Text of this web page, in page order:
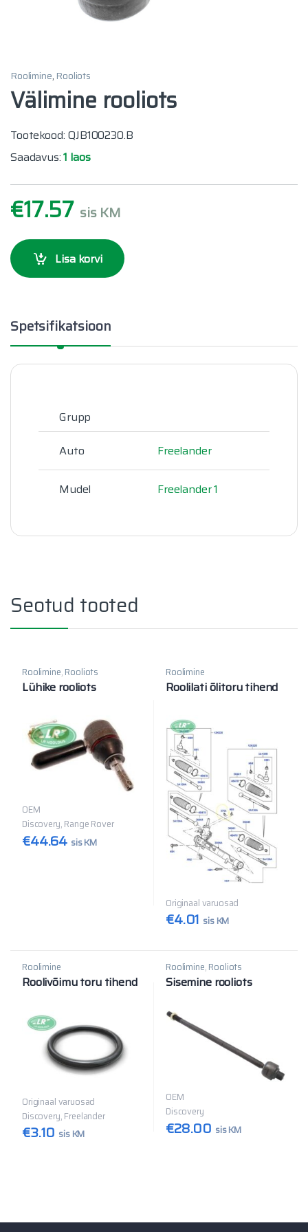
Roolimine, Rooliots
Välimine rooliots
Tootekood: QJB100230.B
Saadavus:1 laos
€17.57 sis KM
Lisa korvi
Spetsifikatsioon
Grupp
Auto
Freelander
Mudel Freelander 1
Seotud tooted
Roolimine,Rooliots
Lühike rooliots
OEM
Discovery, Range Rover
€44.64 sis KM
Roolimine
Roolilati õlitoru tihend
Originaal varuosad
€4.01 sis KM
Roolimine
Roolivõimu toru tihend
Originaal varuosad
Discovery, Freelander
€3.10 sis KM
Roolimine,Rooliots
Sisemine rooliots
OEM
Discovery
€28.00 sis KM